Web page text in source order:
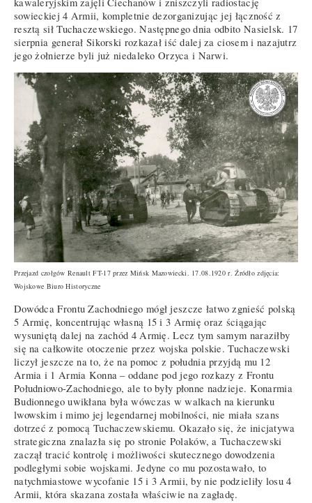
kawaleryjskim zajęli Ciechanów i zniszczyli radiostację
sowieckiej 4 Armii, kompletnie dezorganizując jej łączność z
resztą sił Tuchaczewskiego. Następnego dnia odbito Nasielsk. 17
sierpnia generał Sikorski rozkazał iść dalej za ciosem i nazajutrz
jego żołnierze byli już niedaleko Orzyca i Narwi.
Przejazd czołgów Renault FT-17 przez Mińsk Mazowiecki. 17.08.1920 r. Źródło zdjęcia:
Wojskowe Biuro Historyczne
Dowódca Frontu Zachodniego mógł jeszcze łatwo zgnieść polską
5 Armię, koncentrując własną 15 i 3 Armię oraz ściągając
wysuniętą dalej na zachód 4 Armię. Lecz tym samym naraziłby
się na całkowite otoczenie przez wojska polskie. Tuchaczewski
liczył jeszcze na to, że na pomoc z południa przyjdą mu 12
Armia i 1 Armia Konna – oddane pod jego rozkazy z Frontu
Południowo-Zachodniego, ale to były płonne nadzieje. Konarmia
Budionnego uwikłana była wówczas w walkach na kierunku
lwowskim i mimo jej legendarnej mobilności, nie miała szans
dotrzeć z pomocą Tuchaczewskiemu. Okazało się, że inicjatywa
strategiczna znalazła się po stronie Polaków, a Tuchaczewski
zaczął tracić kontrolę i możliwości skutecznego dowodzenia
podległymi sobie wojskami. Jedyne co mu pozostawało, to
natychmiastowe wycofanie 15 i 3 Armii, by nie podzieliły losu 4
Armii, która skazana została właściwie na zagładę.